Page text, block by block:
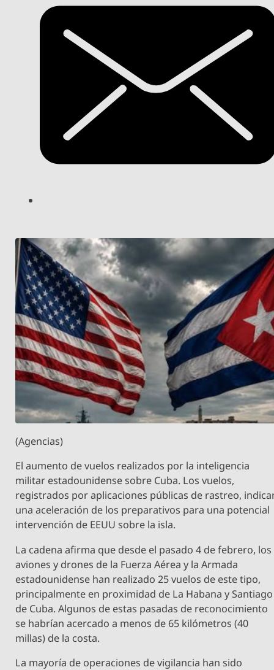
(Agencias)
El aumento de vuelos realizados por la inteligencia
militar estadounidense sobre Cuba. Los vuelos,
registrados por aplicaciones públicas de rastreo,
una aceleración de los preparativos para una potencial
intervención de EEUU sobre la isla.
La cadena afirma que desde el pasado 4 de febrero, los
aviones y drones de la Fuerza Aérea y la Armada
estadounidense han realizado 25 vuelos de este tipo,
principalmente en proximidad de La Habana y Santiago
de Cuba. Algunos de estas pasadas de reconocimiento
se habrían acercado a menos de 65 kilómetros (40
millas) de la costa.
La mayoría de operaciones de vigilancia han sido